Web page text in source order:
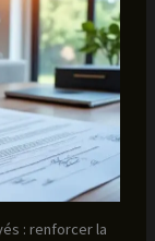
: renforcer la